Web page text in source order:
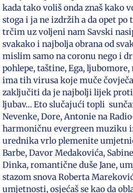
kada tako voliš onda znaš kako
stoga i ja ne izdržih a da opet
trčim uz voljeni nam Savski
svakako i najbolja obrana od
mislim samo na coronu nego i
pohlepe, taštine, Ega,
ima tih virusa koje muče
zaključiti da je najbolji lijek
ljubav… Eto slučajući topli
Nevenke, Dore, Antonie na
harmoničnu evergreen muziku
urednika vrlo plemenite
Barbe, Davor Medakovića,
Dinka, romantične duše Jane,
stazom snova Roberta
umjetnosti, osjećaš se kao da